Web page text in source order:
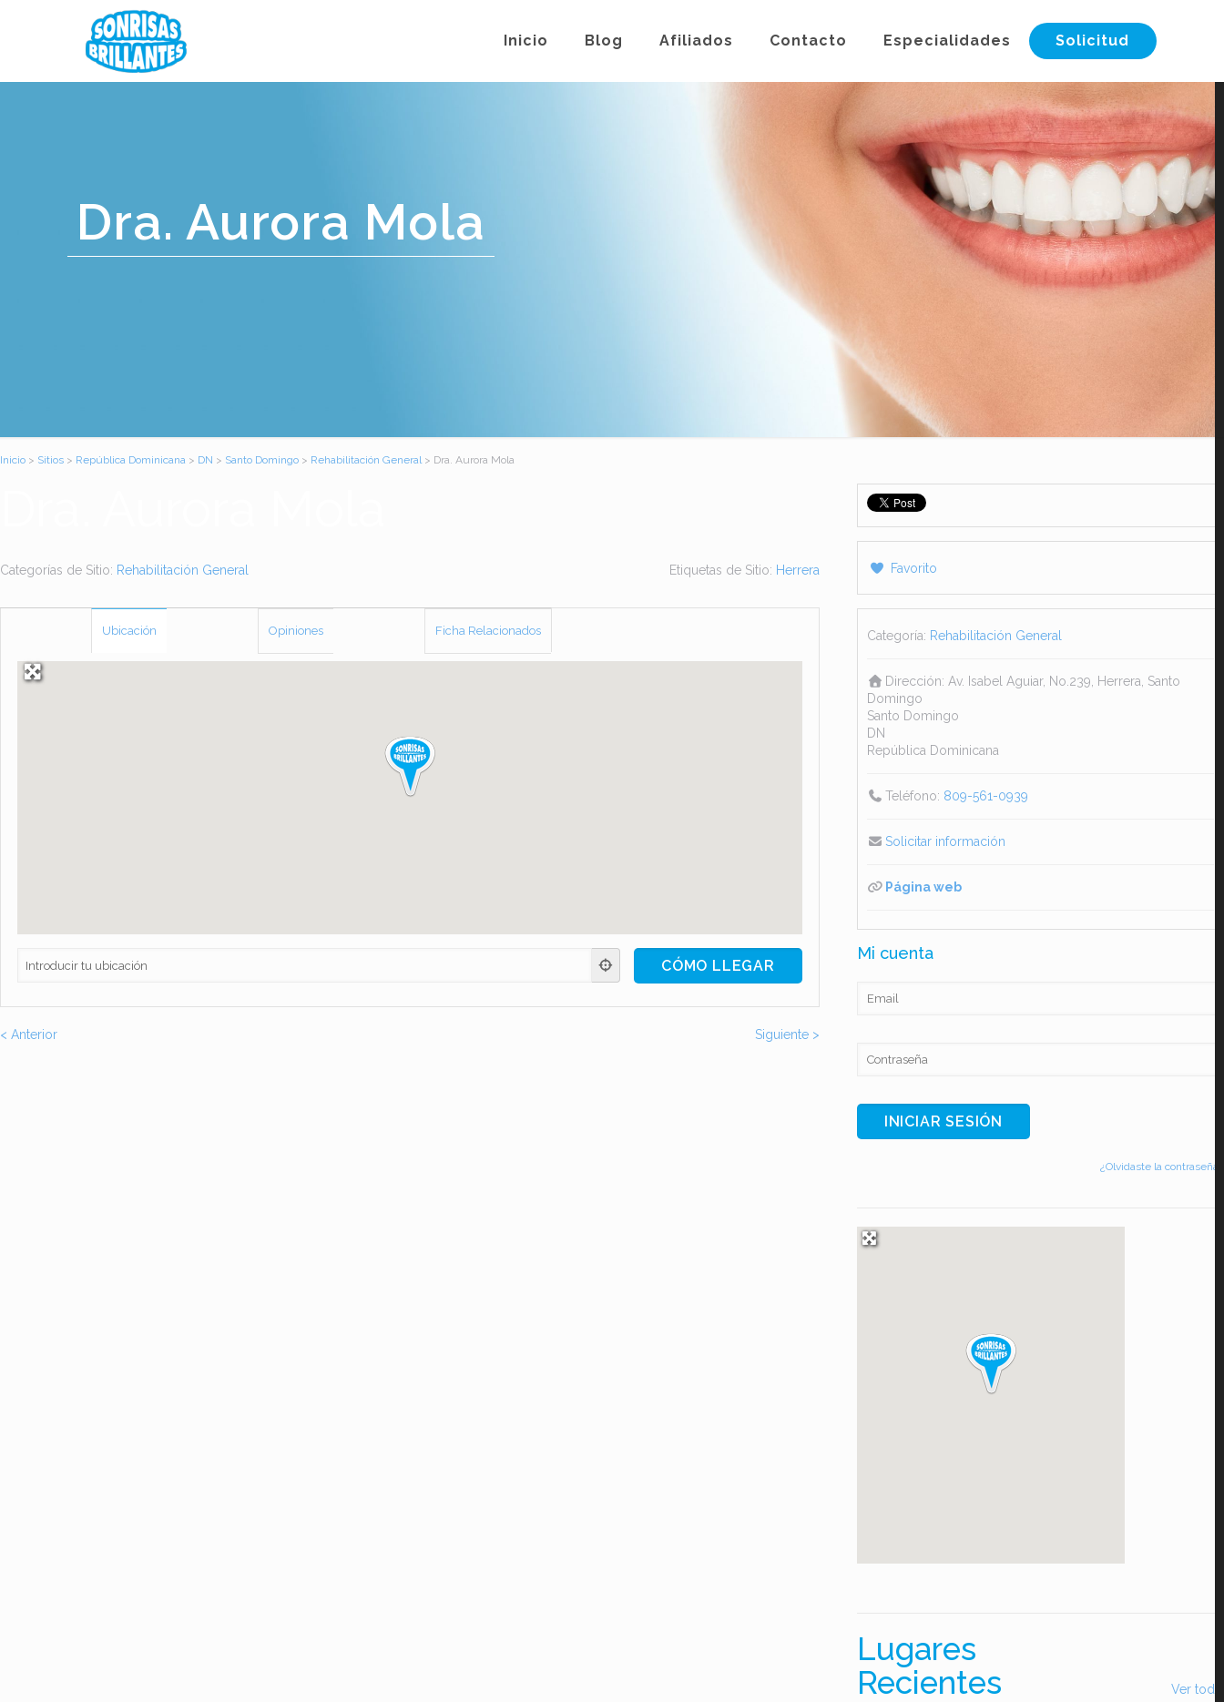
Inicio Blog Afiliados Contacto Especialidades Solicitud
Dra. Aurora Mola
Inicio > Sitios > República Dominicana > DN > Santo Domingo > Rehabilitación General> Dra. Aurora Mola
Categorías de Sitio: Rehabilitación General Etiquetas de Sitio: Herrera
Ubicación Opiniones Ficha Relacionados
< Anterior Siguiente >
Favorito
Categoría: Rehabilitación General
Dirección: Av. Isabel Aguiar, No.239, Herrera, Santo
Domingo
Santo Domingo
DN
República Dominicana
Teléfono: 809-561-0939
Solicitar información
Página web
Mi cuenta
¿Olvidaste la contraseña?
Lugares
Recientes
Ver todo